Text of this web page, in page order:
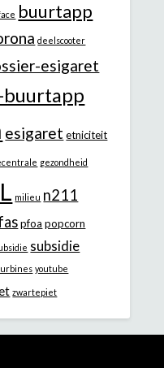
buurtapp
deelscooter
esigaret
esigaret etniciteit
gezondheid
milieu n211
pfoa popcorn
subsidie
youtube
zwartepiet